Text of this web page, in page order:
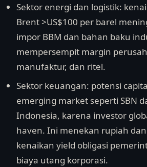
Sektor energi dan logistik:
Brent >US$100 per barel
impor BBM dan bahan baku
mempersempit margin
manufaktur, dan ritel.
Sektor keuangan: potensi
emerging market seperti SBN
Indonesia, karena investor
haven. Ini menekan rupiah
kenaikan yield obligasi
biaya utang korporasi.